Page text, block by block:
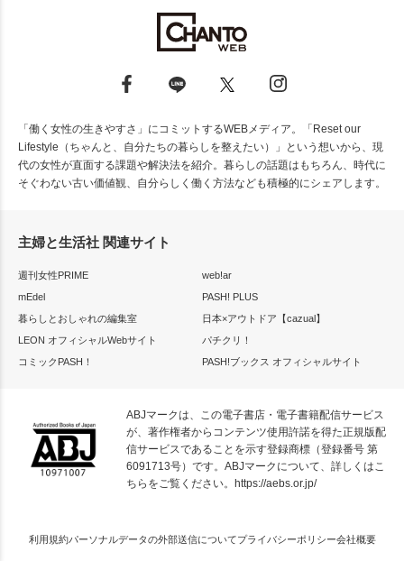
「働く女性の生きやすさ」にコミットするWEBメディア。「Reset our
Lifestyle（ちゃんと、自分たちの暮らしを整えたい）」という想いから、現
代の女性が直面する課題や解決法を紹介。暮らしの話題はもちろん、時代に
そぐわない古い価値観、自分らしく働く方法なども積極的にシェアします。
主婦と生活社 関連サイト
週刊女性PRIME
web!ar
mEdel
PASH! PLUS
暮らしとおしゃれの編集室
日本×アウトドア【cazual】
LEON オフィシャルWebサイト
パチクリ！
コミックPASH！
PASH!ブックス オフィシャルサイト
ABJマークは、この電子書店・電子書籍配信サービス
が、著作権者からコンテンツ使用許諾を得た正規版配
信サービスであることを示す登録商標（登録番号 第
6091713号）です。ABJマークについて、詳しくはこ
ちらをご覧ください。 https://aebs.or.jp/
利用規約パーソナルデータの外部送信についてプライバシーポリシー会社概要